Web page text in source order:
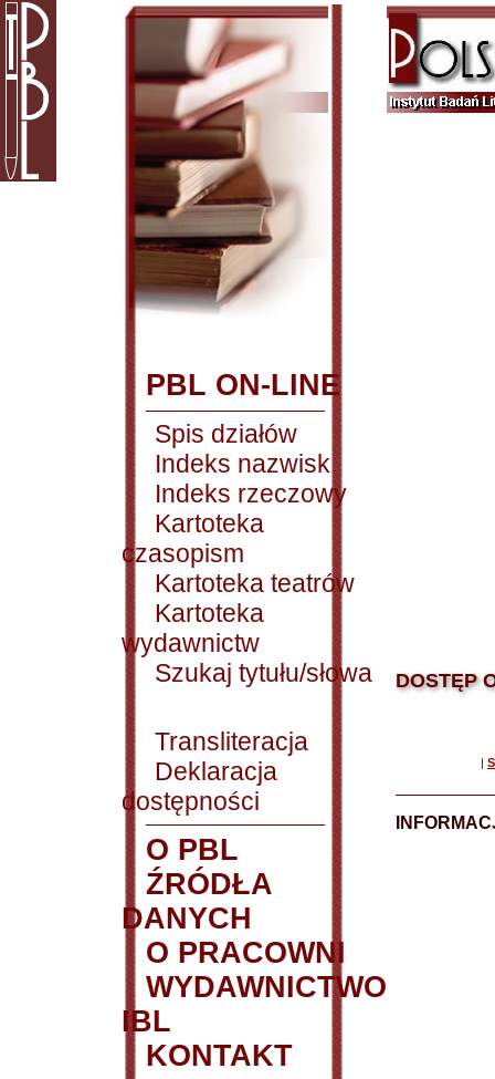
PBL ON-LINE
Spis działów
Indeks nazwisk
Indeks rzeczowy
Kartoteka
czasopism
Kartoteka teatrów
Kartoteka
wydawnictw
Szukaj tytułu/słowa
Transliteracja
Deklaracja
dostępności
O PBL
ŹRÓDŁA
DANYCH
O PRACOWNI
WYDAWNICTWO
IBL
KONTAKT
DOSTĘP
|